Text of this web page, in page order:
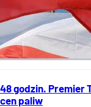
48 godzin. Premier
cen paliw